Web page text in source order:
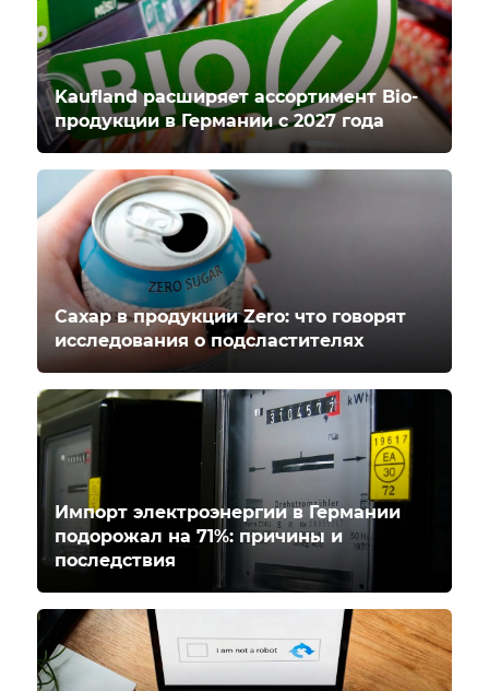
Kaufland расширяет ассортимент Bio-
продукции в Германии с 2027 года
Сахар в продукции Zero: что говорят
исследования о подсластителях
Импорт электроэнергии в Германии
подорожал на 71%: причины и
последствия